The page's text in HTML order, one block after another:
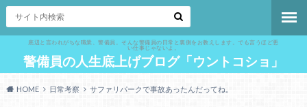
底辺と言われがちな職業、警備員。そんな警備員の日常と裏側をお教えします。でも言うほど悪
い仕事じゃないよ。
警備員の人生底上げブログ「ウントコショ」
HOME 日常考察 サファリパークで事故あったんだってね。